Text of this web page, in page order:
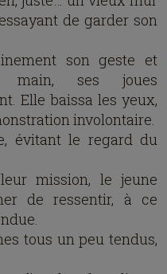
de garder son
son geste et
main, ses joues
Elle baissa les yeux,
involontaire.
évitant le regard du
mission, le jeune
de ressentir, à ce
tous un peu tendus,